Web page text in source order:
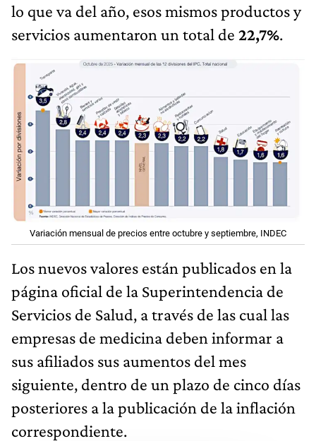
lo que va del año, esos mismos productos y
servicios aumentaron un total de 22,7%.
Variación mensual de precios entre octubre y septiembre, INDEC
Los nuevos valores están publicados en la
página oficial de la Superintendencia de
Servicios de Salud, a través de las cual las
empresas de medicina deben informar a
sus afiliados sus aumentos del mes
siguiente, dentro de un plazo de cinco días
posteriores a la publicación de la inflación
correspondiente.